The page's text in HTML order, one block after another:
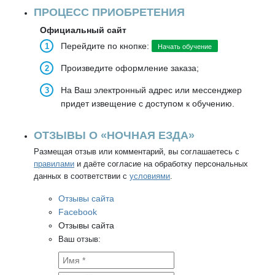
ПРОЦЕСС ПРИОБРЕТЕНИЯ
Официальный сайт
Перейдите по кнопке:
Начать обучение
Произведите оформление заказа;
На Ваш электронный адрес или мессенджер
придет извещение с доступом к обучению.
ОТЗЫВЫ О «НОЧНАЯ ЕЗДА»
Размещая отзыв или комментарий, вы соглашаетесь с
правилами и даёте согласие на обработку персональных
данных в соответствии с условиями.
Отзывы сайта
Facebook
Отзывы сайта
Ваш отзыв: